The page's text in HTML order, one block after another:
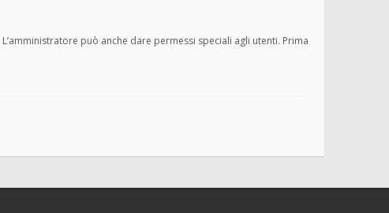
può anche dare permessi speciali agli utenti. Prima